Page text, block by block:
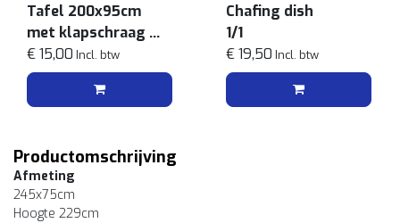
Tafel 200x95cm
met klapschraag
zwart
€ 15,00 Incl. btw
Chafing dish
1/1
€ 19,50 Incl. btw
Productomschrijving
Afmeting
245x75cm
Hoogte 229cm